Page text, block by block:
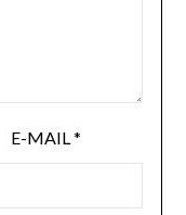
E-MAIL *